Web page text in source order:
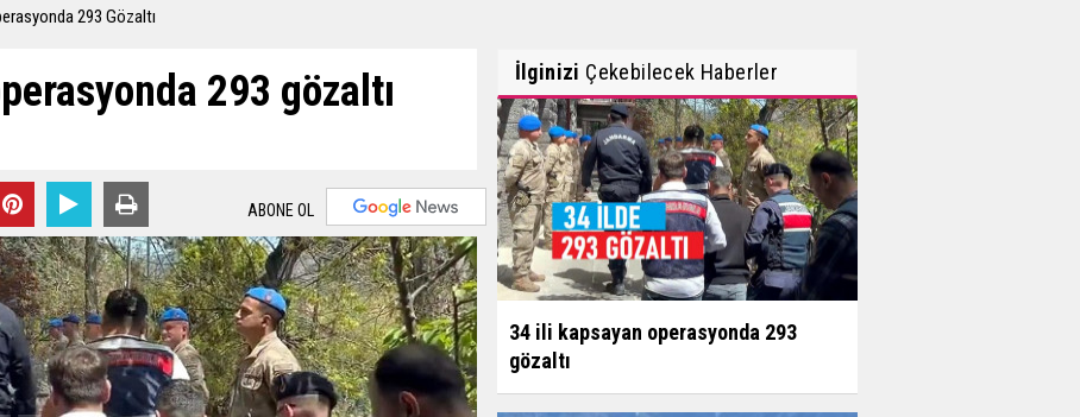
293 Gözaltı
293 gözaltı
ABONE OL
İlginizi Çekebilecek Haberler
34 ili kapsayan operasyonda 293
gözaltı